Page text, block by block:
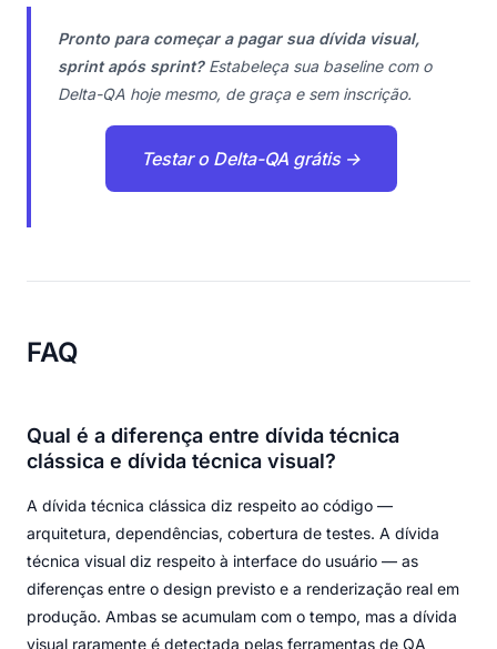
Pronto para começar a pagar sua dívida visual,
sprint após sprint?Estabeleça sua baseline com o
Delta-QA hoje mesmo, de graça e sem inscrição.
Testar o Delta-QA grátis →
FAQ
Qual é a diferença entre dívida técnica
clássica e dívida técnica visual?
A dívida técnica clássica diz respeito ao código —
arquitetura, dependências, cobertura de testes. A dívida
técnica visual diz respeito à interface do usuário — as
diferenças entre o design previsto e a renderização real em
produção. Ambas se acumulam com o tempo, mas a dívida
visual raramente é detectada pelas ferramentas de QA